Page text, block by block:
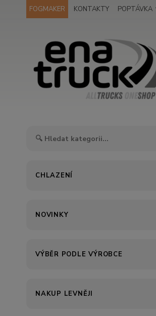
FOGMAKER KONTAKTY POPTÁVKA
CHLAZENÍ
NOVINKY
VÝBĚR PODLE VÝROBCE
NAKUP LEVNĚJI